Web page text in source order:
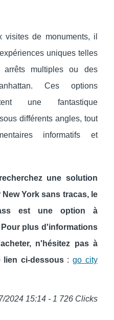
de monuments, il
uniques telles
multiples ou des
Ces options
une fantastique
différents angles, tout
informatifs et
une solution
York sans tracas, le
est une option à
plus d'informations
n'hésitez pas à
lien ci-dessous:go city
2024 15:14 - 1 726 Clicks